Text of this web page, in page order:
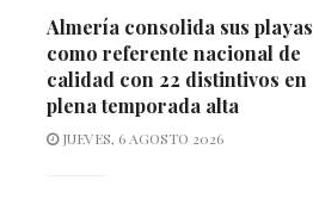
Almería consolida sus playas
como referente nacional de
calidad con 22 distintivos en
plena temporada alta
JUEVES, 6 AGOSTO 2026